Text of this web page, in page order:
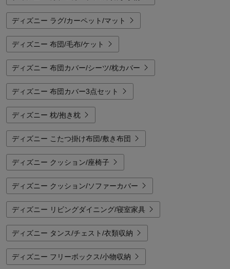
ディズニー ラグ/カーペット/マット
ディズニー 布団/毛布/ケット
ディズニー 布団カバー/シーツ/枕カバー
ディズニー 布団カバー3点セット
ディズニー 枕/抱き枕
ディズニー こたつ掛け布団/敷き布団
ディズニー クッション/座椅子
ディズニー クッション/ソファーカバー
ディズニー リビングダイニング/寝室家具
ディズニー タンス/チェスト/衣類収納
ディズニー フリーボックス/小物収納